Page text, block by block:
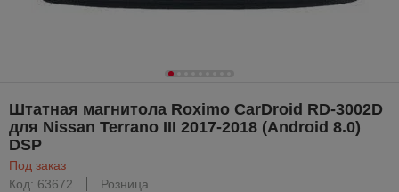
Штатная магнитола Roximo CarDroid RD-3002D
для Nissan Terrano III 2017-2018 (Android 8.0)
DSP
Под заказ
Код: 63672
Розница